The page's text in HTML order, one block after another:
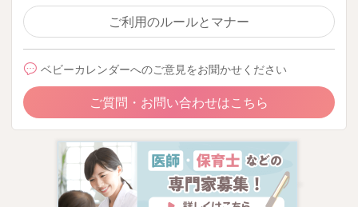
ご利用のルールとマナー
ベビーカレンダーへのご意見をお聞かせください
ご質問・お問い合わせはこちら